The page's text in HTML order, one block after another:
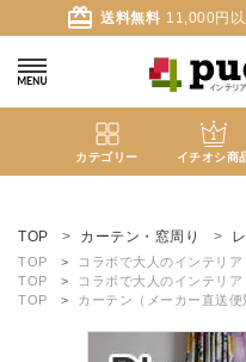
card_giftcard 送料無料 11,000円
カテゴリー イチオシ商
ようこそ ゲスト 様
meeting_room ログイン person
TOP カーテン・窓周り
TOP
コラボで大人のインテリア
TOP
コラボで大人のインテリア
TOP
カーテン（メーカー直送便